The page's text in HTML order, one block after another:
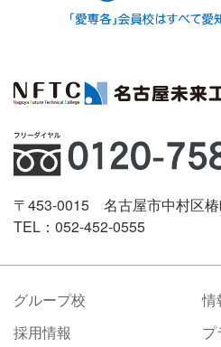
〒453-0015 名古屋市中村区
TEL：052-452-0555
グループ校
情
採用情報
プ